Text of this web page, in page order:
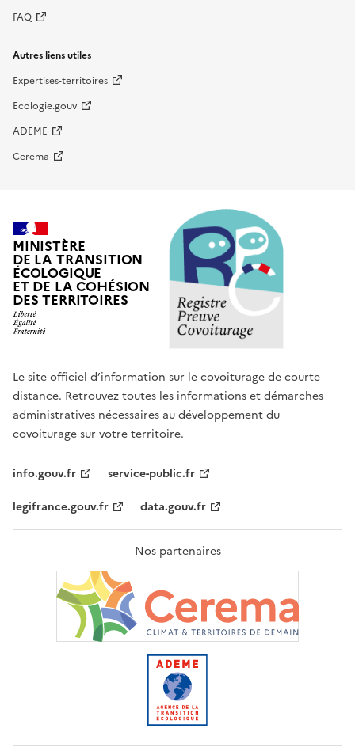
FAQ
Autres liens utiles
Expertises-territoires
Ecologie.gouv
ADEME
Cerema
MINISTÈRE
DE LA TRANSITION
ÉCOLOGIQUE
ET DE LA COHÉSION
DES TERRITOIRES
Le site officiel d’information sur le covoiturage de courte
distance. Retrouvez toutes les informations et démarches
administratives nécessaires au développement du
covoiturage sur votre territoire.
info.gouv.fr
service-public.fr
legifrance.gouv.fr
data.gouv.fr
Nos partenaires